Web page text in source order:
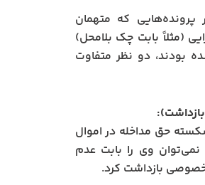
پرونده‌هایی که متهمان
(مثلاً بابت چک بلامحل)
بودند، دو نظر متفاوت
حق مداخله در اموال
نمی‌توان وی را بابت عدم
بازداشت کرد.